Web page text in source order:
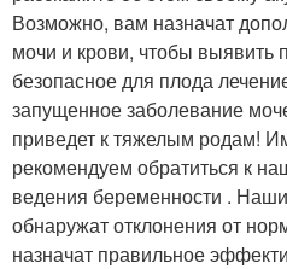
Возможно, вам назначат
мочи и крови, чтобы выявить
безопасное для плода
запущенное заболевание
приведет к тяжелым родам!
рекомендуем обратиться к
ведения беременности .
обнаружат отклонения от
назначат правильное